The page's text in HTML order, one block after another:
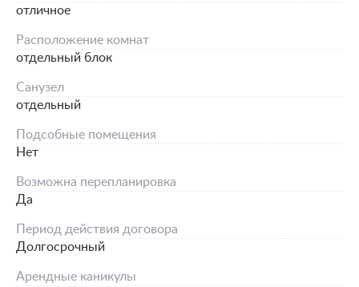
отличное
Расположение комнат
отдельный блок
Санузел
отдельный
Подсобные помещения
Нет
Возможна перепланировка
Да
Период действия договора
Долгосрочный
Арендные каникулы